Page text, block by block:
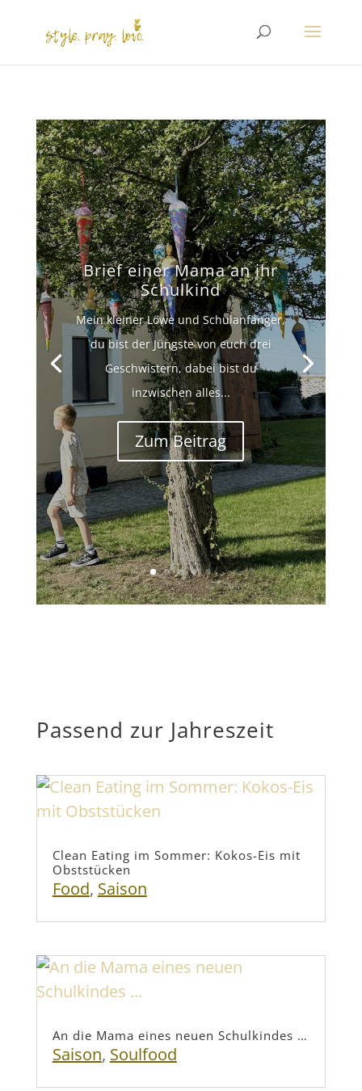
Brief einer Mama an ihr
Schulkind
Mein kleiner Löwe und Schulanfänger,
du bist der Jüngste von euch drei
Geschwistern, dabei bist du
inzwischen alles...
Zum Beitrag
Passend zur Jahreszeit
Clean Eating im Sommer: Kokos-Eis mit
Obststücken
Food, Saison
An die Mama eines neuen Schulkindes …
Saison, Soulfood